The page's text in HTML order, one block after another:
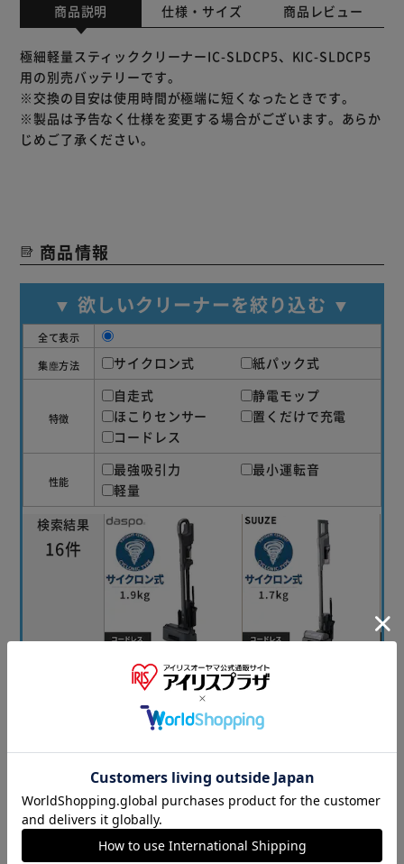
商品説明 仕様・サイズ 商品レビュー
極細軽量スティッククリーナーIC-SLDCP5、KIC-SLDCP5
用の別売バッテリーです。
※交換の目安は使用時間が極端に短くなったときです。
※製品は予告なく仕様を変更する場合がございます。あらか
じめご了承ください。
商品情報
▼ 欲しいクリーナーを絞り込む ▼
全て表示
集塵方法
サイクロン式 紙パック式
特徴
自走式
静電モップ
ほこりセンサー
置くだけで充電
コードレス
性能
最強吸引力
最小運転音
軽量
電源コード
標準質量
詳細はこちら
SCD-190P
コードレス
1.9kg
-
コードレス
検索結果
16件